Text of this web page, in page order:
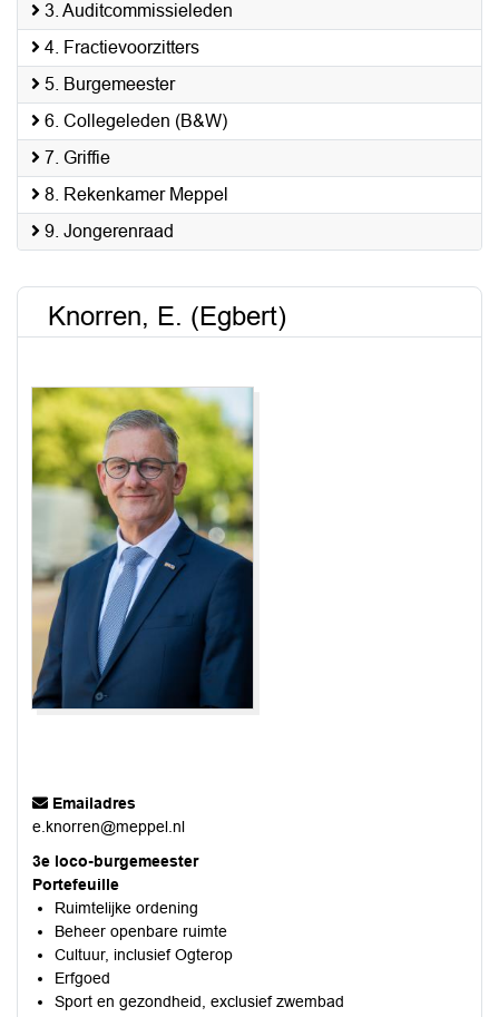
3. Auditcommissieleden
4. Fractievoorzitters
5. Burgemeester
6. Collegeleden (B&W)
7. Griffie
8. Rekenkamer Meppel
9. Jongerenraad
Knorren, E. (Egbert)
Emailadres
e.knorren@meppel.nl
3e loco-burgemeester
Portefeuille
Ruimtelijke ordening
Beheer openbare ruimte
Cultuur, inclusief Ogterop
Erfgoed
Sport en gezondheid, exclusief zwembad